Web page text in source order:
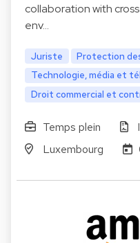
collaboration with
env…
Juriste
Protection
Technologie, média et
Droit commercial et
Temps plein
Luxembourg